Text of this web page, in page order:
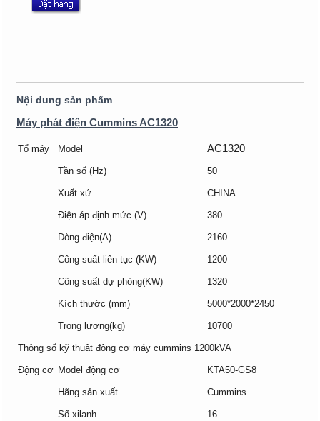
Nội dung sản phẩm
Máy phát điện Cummins AC1320
Tổ máy Model AC1320
Tần số (Hz) 50
Xuất xứ CHINA
Điện áp định mức (V) 380
Dòng điện(A) 2160
Công suất liên tục (KW) 1200
Công suất dự phòng(KW) 1320
Kích thước (mm) 5000*2000*2450
Trọng lượng(kg) 10700
Thông số kỹ thuật động cơ máy cummins 1200kVA
Động cơ Model động cơ KTA50-GS8
Hãng sản xuất Cummins
Số xilanh 16